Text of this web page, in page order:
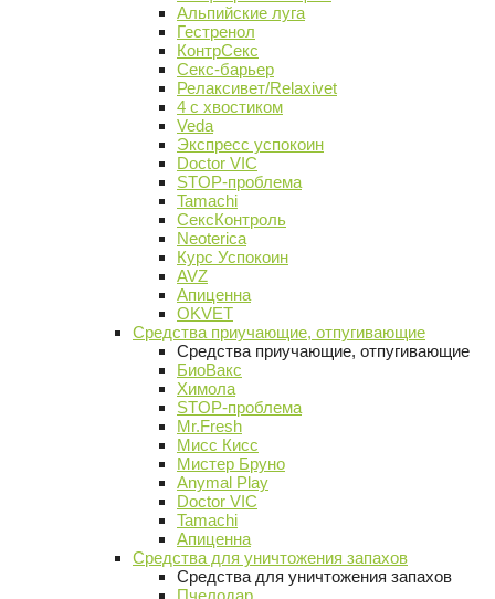
Альпийские луга
Гестренол
КонтрСекс
Секс-барьер
Релаксивет/Relaxivet
4 с хвостиком
Veda
Экспресс успокоин
Doctor VIC
STOP-проблема
Tamachi
СексКонтроль
Neoterica
Курс Успокоин
AVZ
Апиценна
OKVET
Средства приучающие, отпугивающие
Средства приучающие, отпугивающие
БиоВакс
Химола
STOP-проблема
Mr.Fresh
Мисс Кисс
Мистер Бруно
Anymal Play
Doctor VIC
Tamachi
Апиценна
Средства для уничтожения запахов
Средства для уничтожения запахов
Пчелодар